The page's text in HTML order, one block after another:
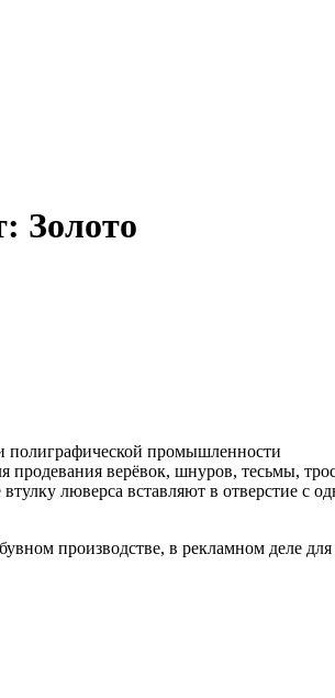
Золото
промышленности
продевания верёвок, шнуров, тесьмы,
люверса вставляют в отверстие с
производстве, в рекламном деле